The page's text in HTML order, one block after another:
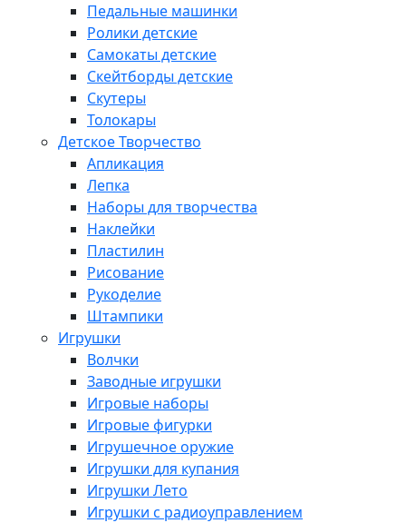
Педальные машинки
Ролики детские
Самокаты детские
Скейтборды детские
Скутеры
Толокары
Детское Творчество
Апликация
Лепка
Наборы для творчества
Наклейки
Пластилин
Рисование
Рукоделие
Штампики
Игрушки
Волчки
Заводные игрушки
Игровые наборы
Игровые фигурки
Игрушечное оружие
Игрушки для купания
Игрушки Лето
Игрушки с радиоуправлением